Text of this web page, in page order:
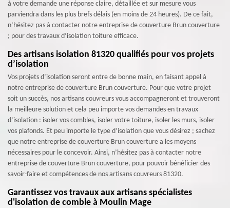
à votre demande une réponse claire, détaillée et sur mesure vous
parviendra dans les plus brefs délais (en moins de 24 heures). De ce fait,
n’hésitez pas à contacter notre entreprise de couverture Brun couverture
; pour des travaux d’isolation toiture efficace.
Des artisans isolation 81320 qualifiés pour vos projets
d’isolation
Vos projets d’isolation seront entre de bonne main, en faisant appel à
notre entreprise de couverture Brun couverture. Pour que votre projet
soit un succès, nos artisans couvreurs vous accompagneront et trouveront
la meilleure solution et cela peu importe vos demandes en travaux
d’isolation : isoler vos combles, isoler votre toiture, isoler les murs, isoler
vos plafonds. Et peu importe le type d’isolation que vous désirez ; sachez
que notre entreprise de couverture Brun couverture a les moyens
nécessaires pour le concevoir. Ainsi, n’hésitez pas à contacter notre
entreprise de couverture Brun couverture, pour pouvoir bénéficier des
savoir-faire et compétences de nos artisans couvreurs 81320.
Garantissez vos travaux aux artisans spécialistes
d'isolation de comble à Moulin Mage